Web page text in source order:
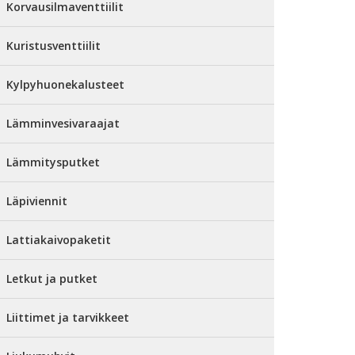
Korvausilmaventtiilit
Kuristusventtiilit
Kylpyhuonekalusteet
Lämminvesivaraajat
Lämmitysputket
Läpiviennit
Lattiakaivopaketit
Letkut ja putket
Liittimet ja tarvikkeet